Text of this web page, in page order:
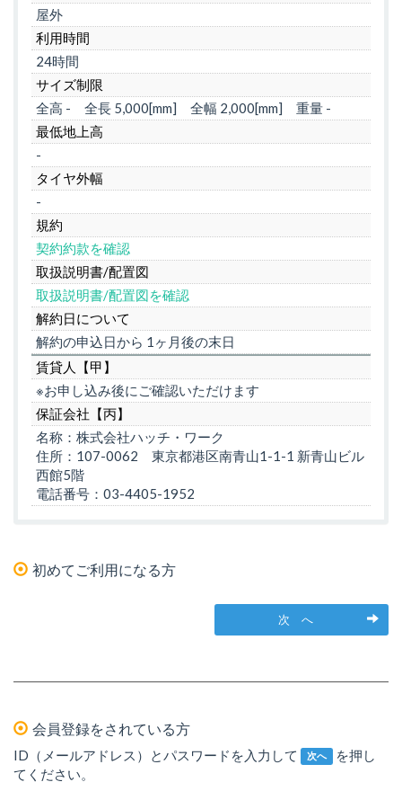
屋外
利用時間
24時間
サイズ制限
全高 -
全長 5,000[mm] 全幅 2,000[mm]
重量 -
最低地上高
-
タイヤ外幅
-
規約
契約約款を確認
取扱説明書/配置図
取扱説明書/配置図を確認
解約日について
解約の申込日から 1ヶ月後の末日
賃貸人【甲】
※お申し込み後にご確認いただけます
保証会社【丙】
名称：株式会社ハッチ・ワーク
住所：107-0062 東京都港区南青山1-1-1 新青山ビル
西館5階
電話番号：03-4405-1952
初めてご利用になる方
次 へ
会員登録をされている方
ID（メールアドレス）とパスワードを入力して 次へ を押し
てください。